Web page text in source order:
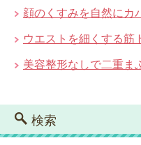
顔のくすみを自然にカ
ウエストを細くする筋
美容整形なしで二重ま
検索